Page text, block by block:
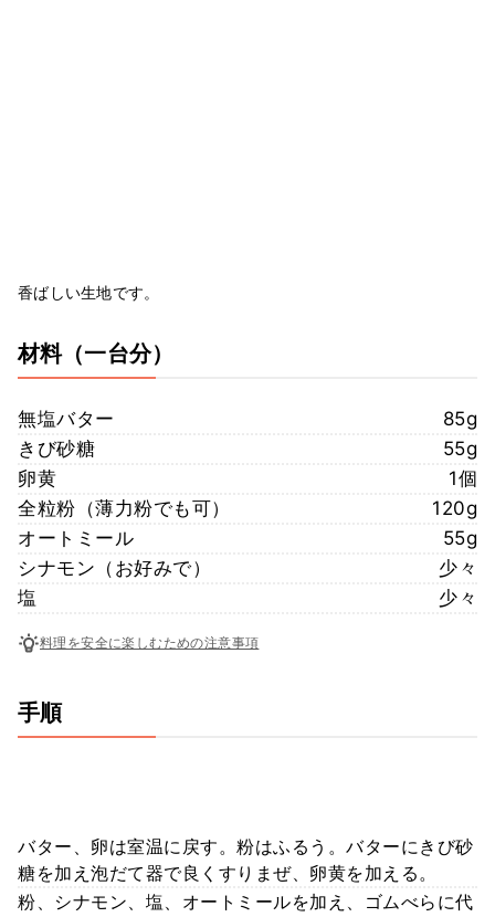
香ばしい生地です。
材料（一台分）
無塩バター
85g
きび砂糖
55g
卵黄
1個
全粒粉（薄力粉でも可）
120g
オートミール
55g
シナモン（お好みで）
少々
塩
少々
料理を安全に楽しむための注意事項
手順
バター、卵は室温に戻す。粉はふるう。バターにきび砂
糖を加え泡だて器で良くすりまぜ、卵黄を加える。
粉、シナモン、塩、オートミールを加え、ゴムべらに代